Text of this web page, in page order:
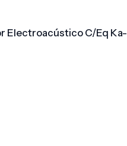
Electroacústico C/Eq Ka-